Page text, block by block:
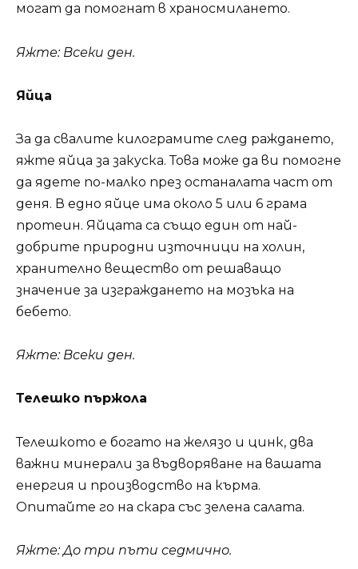
могат да помогнат в храносмилането.
Яжте: Всеки ден.
Яйца
За да свалите килограмите след раждането,
яжте яйца за закуска. Това може да ви помогне
да ядете по-малко през останалата част от
деня. В едно яйце има около 5 или 6 грама
протеин. Яйцата са също един от най-
добрите природни източници на холин,
хранително вещество от решаващо
значение за изграждането на мозъка на
бебето.
Яжте: Всеки ден.
Телешко пържола
Телешкото е богато на желязо и цинк, два
важни минерали за въдворяване на вашата
енергия и производство на кърма.
Опитайте го на скара със зелена салата.
Яжте: До три пъти седмично.